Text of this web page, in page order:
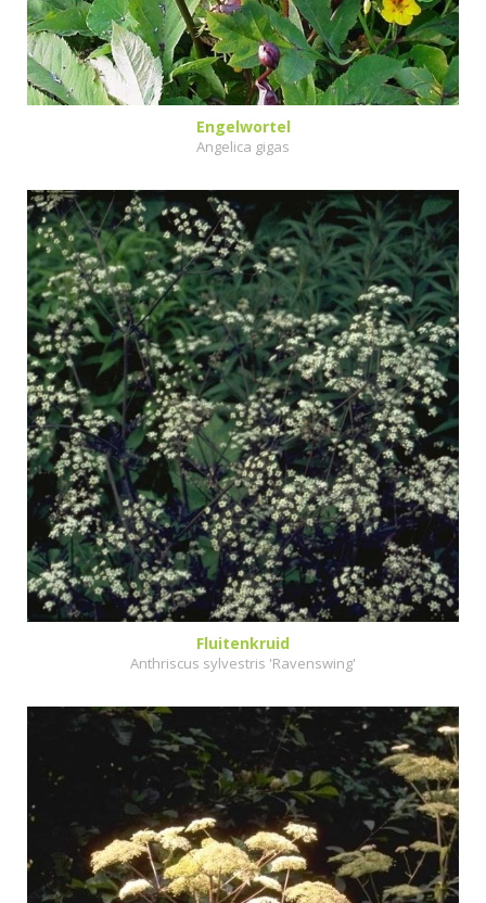
Engelwortel
Angelica gigas
Fluitenkruid
Anthriscus sylvestris 'Ravenswing'